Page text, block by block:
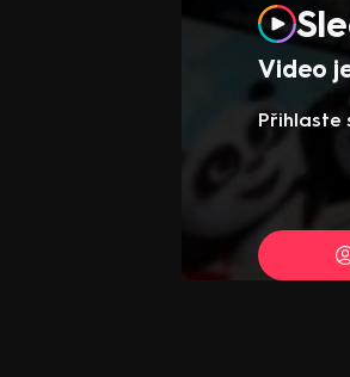
Video
Přihlaste